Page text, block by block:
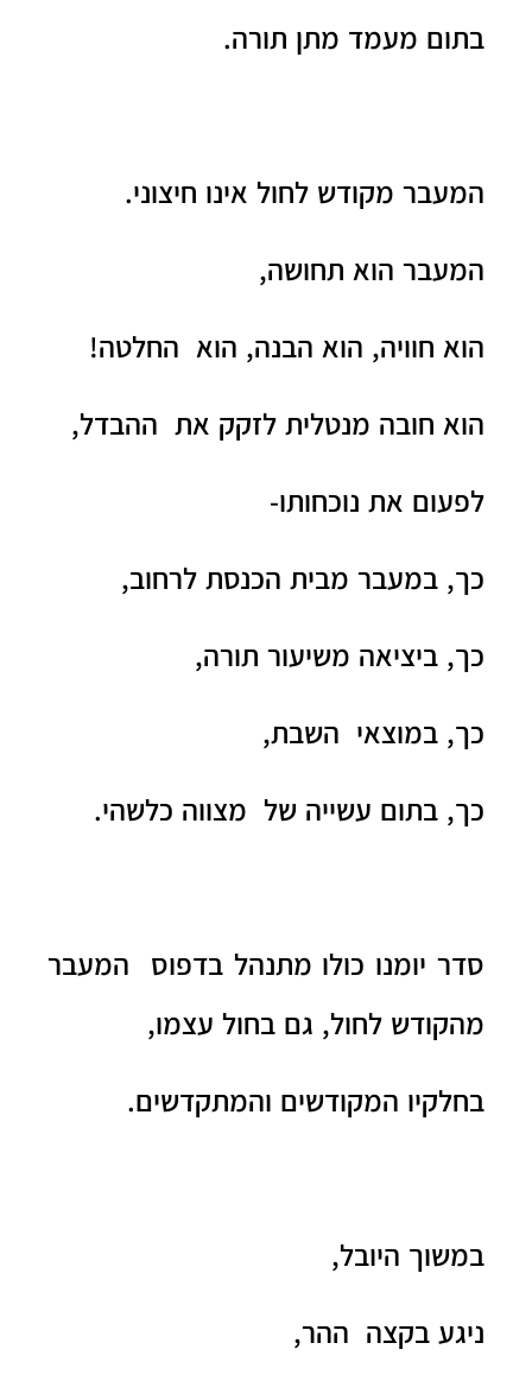
בתום מעמד מתן תורה.
המעבר מקודש לחול אינו חיצוני.
המעבר הוא תחושה,
הוא חוויה, הוא הבנה, הוא החלטה!
הוא חובה מנטלית לזקק את ההבדל,
לפעום את נוכחותו-
כך, במעבר מבית הכנסת לרחוב,
כך, ביציאה משיעור תורה,
כך, במוצאי השבת,
כך, בתום עשייה של מצווה כלשהי.
סדר יומנו כולו מתנהל בדפוס המעבר
מהקודש לחול, גם בחול עצמו,
בחלקיו המקודשים והמתקדשים.
במשוך היובל,
ניגע בקצה ההר,